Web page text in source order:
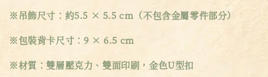
※吊飾尺寸：約5.5 × 5.5 cm（不包含金屬零件部分）
※包裝背卡尺寸：9 × 6.5 cm
※材質：雙層壓克力、雙面印刷，金色U型扣